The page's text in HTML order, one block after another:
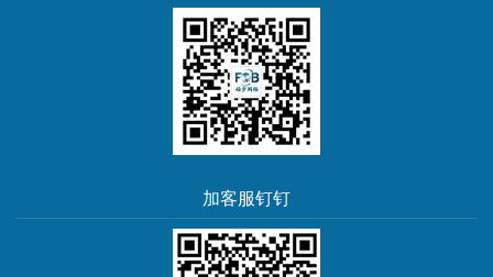
加客服钉钉